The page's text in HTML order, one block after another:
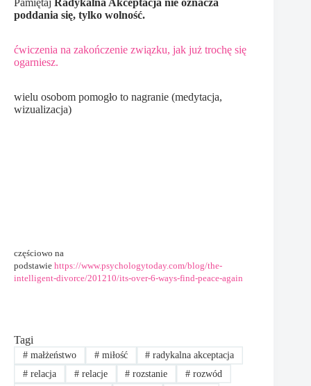
Pamiętaj Radykalna Akceptacja nie oznacza
poddania się, tylko wolność.
ćwiczenia na zakończenie związku, jak już trochę się
ogarniesz.
wielu osobom pomogło to nagranie (medytacja,
wizualizacja)
częściowo na
podstawie https://www.psychologytoday.com/blog/the-
intelligent-divorce/201210/its-over-6-ways-find-peace-again
Tagi
#małżeństwo #miłość # radykalna akceptacja
#relacja #relacje # rozstanie # rozwód